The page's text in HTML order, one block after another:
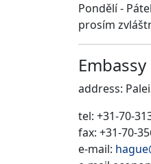
Pondělí -
prosím
address:
tel: +31-70-
fax: +31-70-
e-mail: